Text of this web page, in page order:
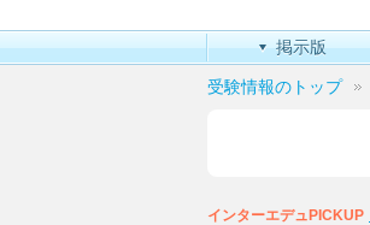
掲示版
受験情報のトップ
インターエデュPICKUP